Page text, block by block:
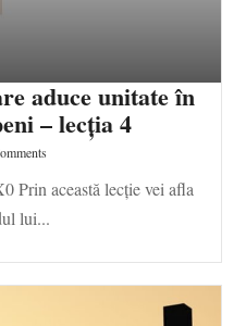
aduce unitate în
– lecția 4
Prin această lecție vei afla
lui...